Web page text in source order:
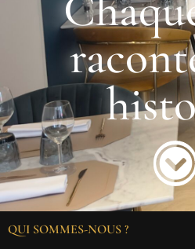
racont
hist
QUI SOMMES-NOUS ?